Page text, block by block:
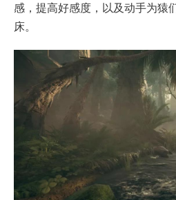
感，提高好感度，以及动手为猿
床。